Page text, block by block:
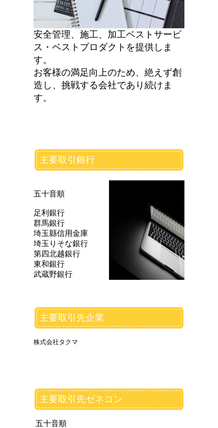
安全管理、施工、加工ベストサービ
ス・ベストプロダクトを提供しま
す。
お客様の満足向上のため、絶えず創
造し、挑戦する会社であり続けま
す。
主要取引銀行
五十音順
足利銀行
群馬銀行
埼玉縣信用金庫
埼玉りそな銀行
第四北越銀行
東和銀行
武蔵野銀行
主要取引先企業
株式会社タクマ
主要取引先ゼネコン
五十音順